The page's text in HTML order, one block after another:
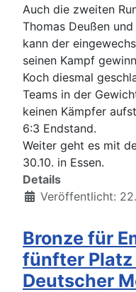
Auch die zweiten
Thomas Deußen
kann der
seinen Kampf
Koch diesmal
Teams in der
keinen Kämpfer
6:3 Endstand.
Weiter geht es mit
30.10. in Essen.
Details
Veröffentlicht:
Bronze für
fünfter Platz
Deutscher